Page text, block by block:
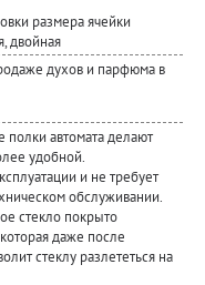
размера ячейки
двойная
духов и парфюма в
автомата делают
удобной.
и не требует
обслуживании.
стекло покрыто
даже после
стеклу разлететься на